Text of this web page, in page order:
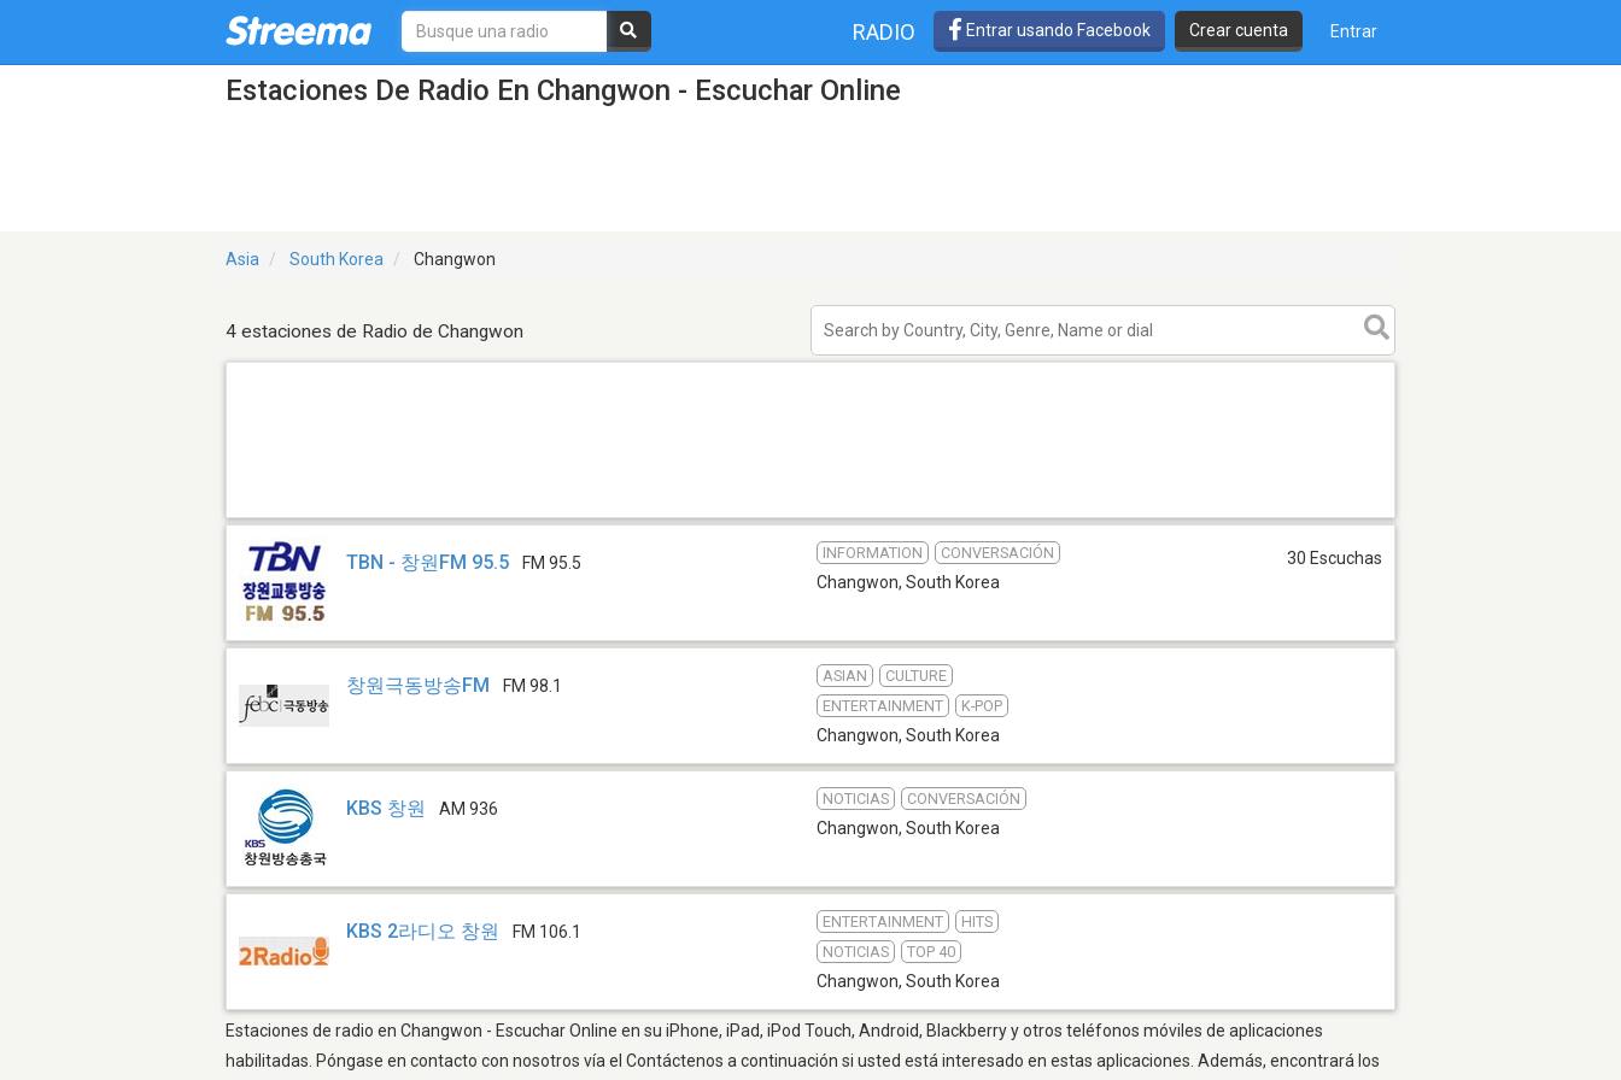
RADIO Entrar usando Facebook Crear cuenta Entrar
Estaciones De Radio En Changwon - Escuchar Online
Asia South Korea Changwon
4 estaciones de Radio de Changwon
TBN - 창원FM 95.5 FM 95.5
INFORMATION CONVERSACIÓN
Changwon, South Korea
30 Escuchas
창원극동방송FM FM 98.1
ASIAN
CULTURE
ENTERTAINMENT
K-POP
Changwon, South Korea
KBS 창원 AM 936
NOTICIAS CONVERSACIÓN
Changwon, South Korea
KBS 2라디오 창원 FM 106.1
ENTERTAINMENT
HITS
NOTICIAS
TOP 40
Changwon, South Korea
Estaciones de radio en Changwon - Escuchar Online en su iPhone, iPad, iPod Touch, Android, Blackberry y otros teléfonos móviles de aplicaciones
habilitadas. Póngase en contacto con nosotros vía el Contáctenos a continuación si usted está interesado en estas aplicaciones. Además, encontrará los